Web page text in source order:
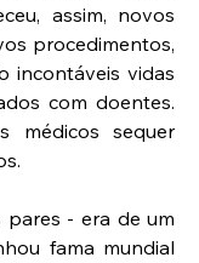
assim, novos
procedimentos,
incontáveis vidas
com doentes.
médicos sequer
pares - era de um
fama mundial